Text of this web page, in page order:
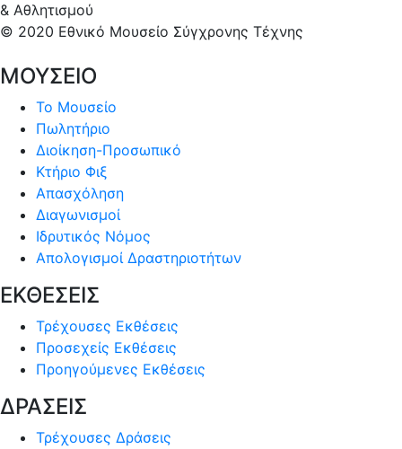
& Αθλητισμού
© 2020 Εθνικό Μουσείο Σύγχρονης Τέχνης
ΜΟΥΣΕΙΟ
Το Μουσείο
Πωλητήριο
Διοίκηση-Προσωπικό
Κτήριο Φιξ
Απασχόληση
Διαγωνισμοί
Ιδρυτικός Νόμος
Απολογισμοί Δραστηριοτήτων
ΕΚΘΕΣΕΙΣ
Τρέχουσες Εκθέσεις
Προσεχείς Εκθέσεις
Προηγούμενες Εκθέσεις
ΔΡΑΣΕΙΣ
Τρέχουσες Δράσεις